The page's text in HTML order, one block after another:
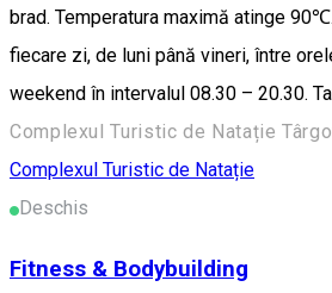
brad. Temperatura maximă atinge
fiecare zi, de luni până vineri, între
weekend în intervalul 08.30 – 20.30.
Complexul Turistic de Natație
Deschis
Fitness & Bodybuilding